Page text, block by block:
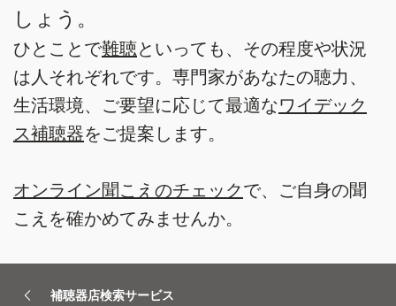
しょう。
ひとことで難聴といっても、その程度や状況
は人それぞれです。専門家があなたの聴力、
生活環境、ご要望に応じて最適なワイデック
ス補聴器をご提案します。
オンライン聞こえのチェックで、ご自身の聞
こえを確かめてみませんか。
補聴器店検索サービス